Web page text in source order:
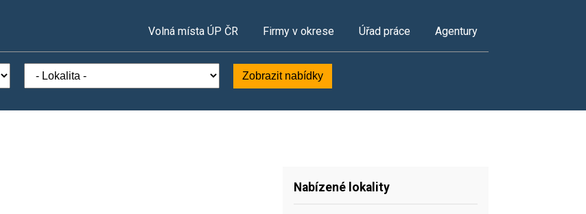
Volná místa ÚP ČR Firmy v okrese Úřad práce Agentury
Zobrazit nabídky
Nabízené lokality